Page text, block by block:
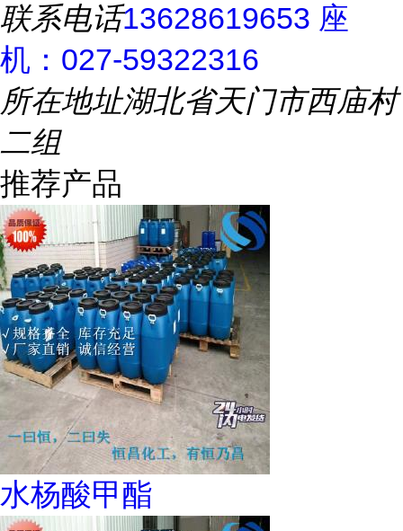
联系电话13628619653 座
机：027-59322316
所在地址湖北省天门市西庙村
二组
推荐产品
水杨酸甲酯